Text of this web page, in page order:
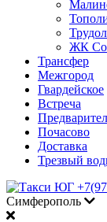
ЖК
Трансфер
Межгород
Гвардейское
Встреча
Почасово
Доставка
Трезвый
Симферополь